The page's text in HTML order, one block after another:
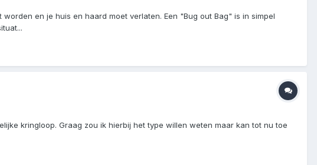
en je huis en haard moet verlaten. Een "Bug out Bag" is in simpel
kringloop. Graag zou ik hierbij het type willen weten maar kan tot nu toe